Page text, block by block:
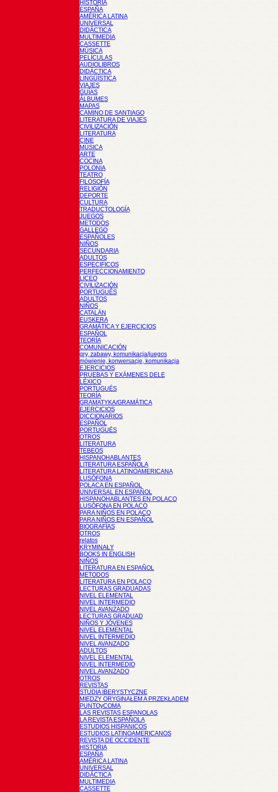
HISTORIA
ESPAÑA
AMÉRICA LATINA
UNIVERSAL
DIDÁCTICA
MULTIMEDIA
CASSETTE
MÚSICA
PELÍCULAS
AUDIOLIBROS
DIDÁCTICA
LINGÜÍSTICA
VIAJES
GUÍAS
ÁLBUMES
MAPAS
CAMINO DE SANTIAGO
LITERATURA DE VIAJES
CIVILIZACIÓN
LITERATURA
CINE
MÚSICA
ARTE
COCINA
POLONIA
TEATRO
FILOSOFÍA
RELIGIÓN
DEPORTE
CULTURA
TRADUCTOLOGÍA
JUEGOS
METODOS
GALLEGO
ESPAÑOLES
NIÑOS
SECUNDARIA
ADULTOS
ESPECIFICOS
PERFECCIONAMIENTO
LICEO
CIVILIZACIÓN
PORTUGUÉS
ADULTOS
NIÑOS
CATALÁN
EUSKERA
GRAMÁTICA Y EJERCICIOS
ESPAÑOL
TEORÍA
COMUNICACIÓN
gry, zabawy, komunikacja/juegos
mówienie, konwersacje, komunikacja
EJERCICIOS
PRUEBAS Y EXÁMENES DELE
LÉXICO
PORTUGUÉS
TEORÍA
GRAMATYKA/GRAMÁTICA
EJERCICIOS
DICCIONARIOS
ESPAÑOL
PORTUGUÉS
OTROS
LITERATURA
TEBEOS
HISPANOHABLANTES
LITERATURA ESPAÑOLA
LITERATURA LATINOAMERICANA
LUSÓFONA
POLACA EN ESPAÑOL
UNIVERSAL EN ESPAÑOL
HISPANOHABLANTES EN POLACO
LUSÓFONA EN POLACO
PARA NIÑOS EN POLACO
PARA NIÑOS EN ESPAÑOL
BIOGRAFÍAS
OTROS
relatos
KRYMINAŁY
BOOKS IN ENGLISH
NIÑOS
LITERATURA EN ESPAÑOL
METODOS
LITERATURA EN POLACO
LECTURAS GRADUADAS
NIVEL ELEMENTAL
NIVEL INTERMEDIO
NIVEL AVANZADO
LECTURAS GRADUAD
NIÑOS Y JÓVENES
NIVEL ELEMENTAL
NIVEL INTERMEDIO
NIVEL AVANZADO
ADULTOS
NIVEL ELEMENTAL
NIVEL INTERMEDIO
NIVEL AVANZADO
OTROS
REVISTAS
STUDIA IBERYSTYCZNE
MIĘDZY ORYGINAŁEM A PRZEKŁADEM
PUNTOyCOMA
LAS REVISTAS ESPANOLAS
LA REVISTA ESPAÑOLA
ESTUDIOS HISPANICOS
ESTUDIOS LATINOAMERICANOS
REVISTA DE OCCIDENTE
HISTORIA
ESPAÑA
AMÉRICA LATINA
UNIVERSAL
DIDÁCTICA
MULTIMEDIA
CASSETTE